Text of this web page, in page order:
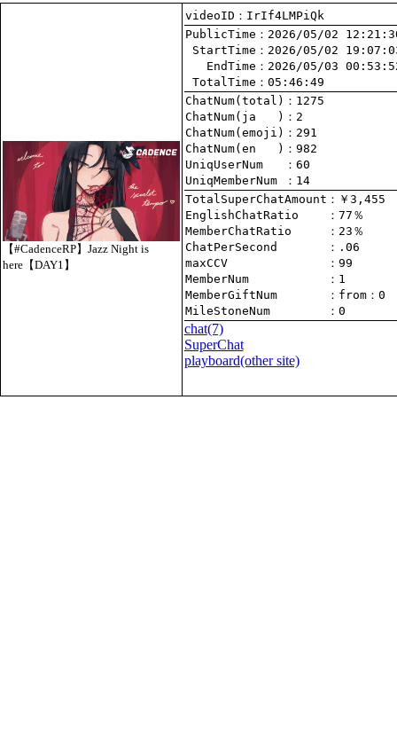
【#CadenceRP】Jazz Night is
here【DAY1】
videoID：IrIf4LMPiQk
PublicTime
StartTime
   EndTime
TotalTime ：05:46:49
ChatNum(total)
ChatNum(ja   )
ChatNum(emoji)
ChatNum(en   )
UniqUserNum
：60
UniqMemberNum
：14
TotalSuperChatAmount
EnglishChatRatio
MemberChatRatio
ChatPerSecond
maxCCV
：99
MemberNum
：1
MemberGiftNum
： from ：0
MileStoneNum
：0
chat(7)
SuperChat
playboard(other site)